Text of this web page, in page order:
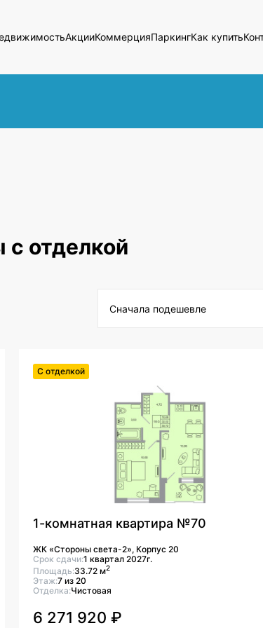
АкцииКоммерцияПаркингКак купить
отделкой
Сначала подешевле
С отделкой
1-комнатная квартира №70
ЖК «Стороны света-2», Корпус 20
Срок сдачи:1 квартал 2027г.
Площадь:33.72 м2
Этаж:7 из 20
Отделка:Чистовая
6 271 920 ₽